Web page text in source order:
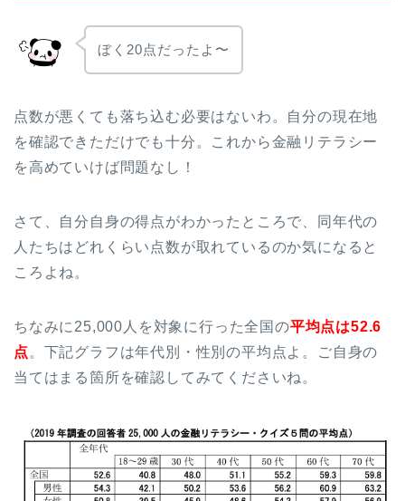
ぼく20点だったよ〜
点数が悪くても落ち込む必要はないわ。自分の現在地
を確認できただけでも十分。これから金融リテラシー
を高めていけば問題なし！
さて、自分自身の得点がわかったところで、同年代の
人たちはどれくらい点数が取れているのか気になると
ころよね。
ちなみに25,000人を対象に行った全国の平均点は52.6
点 。下記グラフは年代別・性別の平均点よ。ご自身の
当てはまる箇所を確認してみてくださいね。